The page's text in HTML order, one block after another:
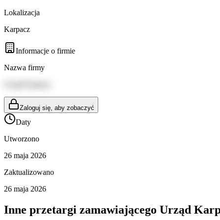
Lokalizacja
Karpacz
Informacje o firmie
Nazwa firmy
Zaloguj się, aby zobaczyć
Daty
Utworzono
26 maja 2026
Zaktualizowano
26 maja 2026
Inne przetargi zamawiającego Urząd